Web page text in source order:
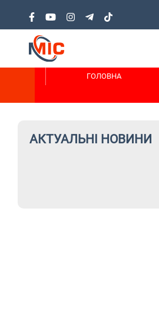
ГОЛОВНА
АКТУАЛЬНІ НОВИНИ